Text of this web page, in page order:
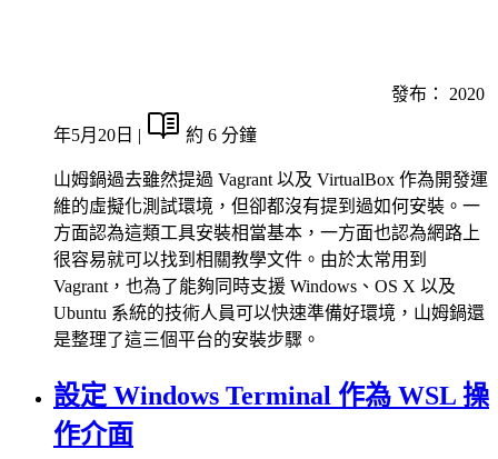
發布： 2020
年5月20日 | 約 6 分鐘
山姆鍋過去雖然提過 Vagrant 以及 VirtualBox 作為開發運
維的虛擬化測試環境，但卻都沒有提到過如何安裝。一
方面認為這類工具安裝相當基本，一方面也認為網路上
很容易就可以找到相關教學文件。由於太常用到
Vagrant，也為了能夠同時支援 Windows、OS X 以及
Ubuntu 系統的技術人員可以快速準備好環境，山姆鍋還
是整理了這三個平台的安裝步驟。
設定 Windows Terminal 作為 WSL 操
作介面